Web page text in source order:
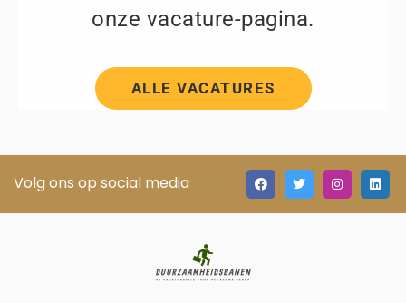
onze vacature-pagina.
ALLE VACATURES
Volg ons op social media